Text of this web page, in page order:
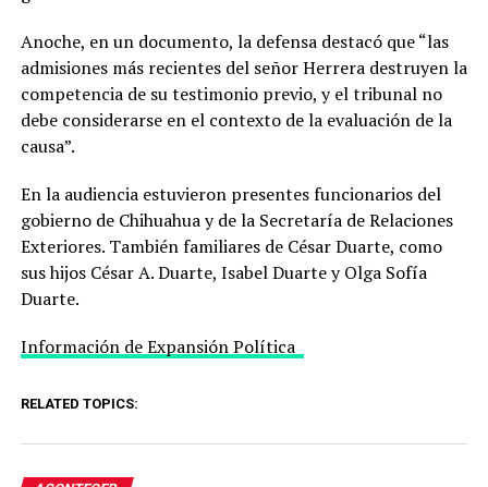
Anoche, en un documento, la defensa destacó que “las
admisiones más recientes del señor Herrera destruyen la
competencia de su testimonio previo, y el tribunal no
debe considerarse en el contexto de la evaluación de la
causa”.
En la audiencia estuvieron presentes funcionarios del
gobierno de Chihuahua y de la Secretaría de Relaciones
Exteriores. También familiares de César Duarte, como
sus hijos César A. Duarte, Isabel Duarte y Olga Sofía
Duarte.
Información de Expansión Política
RELATED TOPICS: